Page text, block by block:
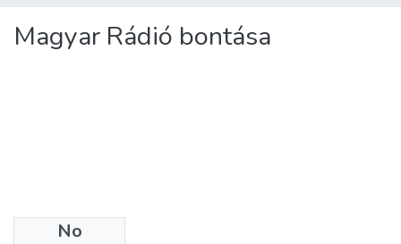
Statistics
Magyar Rádió bontása
No